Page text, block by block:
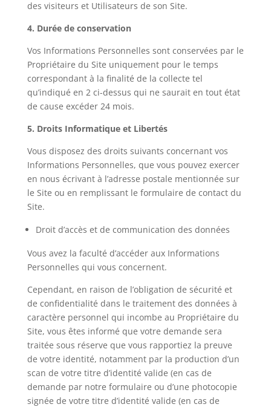
des visiteurs et Utilisateurs de son Site.
4. Durée de conservation
Vos Informations Personnelles sont conservées par le
Propriétaire du Site uniquement pour le temps
correspondant à la finalité de la collecte tel
qu’indiqué en 2 ci-dessus qui ne saurait en tout état
de cause excéder 24 mois.
5. Droits Informatique et Libertés
Vous disposez des droits suivants concernant vos
Informations Personnelles, que vous pouvez exercer
en nous écrivant à l’adresse postale mentionnée sur
le Site ou en remplissant le formulaire de contact du
Site.
Droit d’accès et de communication des données
Vous avez la faculté d’accéder aux Informations
Personnelles qui vous concernent.
Cependant, en raison de l’obligation de sécurité et
de confidentialité dans le traitement des données à
caractère personnel qui incombe au Propriétaire du
Site, vous êtes informé que votre demande sera
traitée sous réserve que vous rapportiez la preuve
de votre identité, notamment par la production d’un
scan de votre titre d’identité valide (en cas de
demande par notre formulaire ou d’une photocopie
signée de votre titre d’identité valide (en cas de